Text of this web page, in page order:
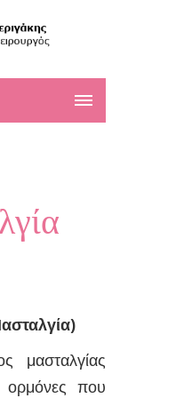
μασταλγίας
ορμόνες που